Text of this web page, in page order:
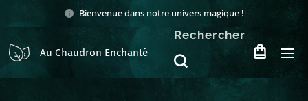
Bienvenue dans notre univers magique !
Au Chaudron Enchanté
Rechercher